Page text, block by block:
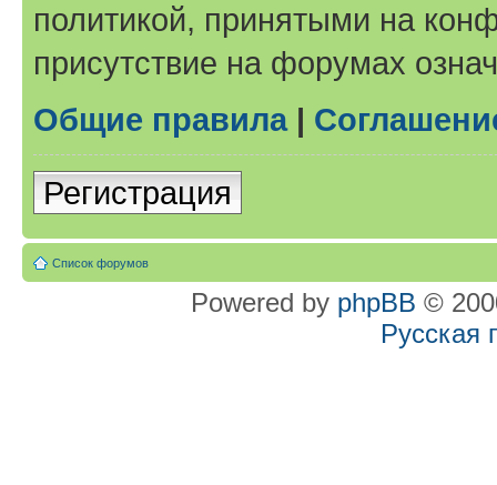
политикой, принятыми на
присутствие на форумах
Общие правила|
Регистрация
Список форумов
Powered by phpBB ©
Русская